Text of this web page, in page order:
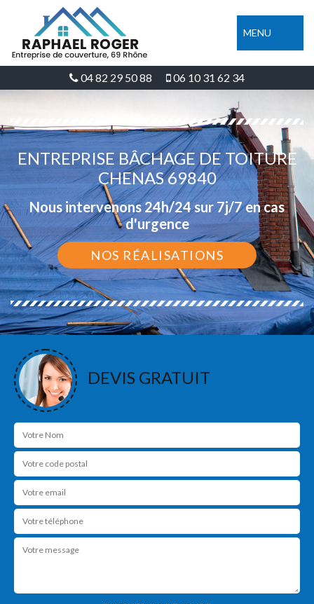
MENU
04 82 29 50 88 06 10 31 62 34
ENTREPRISE BÂCHAGE DE TOITURE
CHENAS 69840
Nous intervenons 24h/24 sur 7j/7 en cas
d'urgence
NOS RÉALISATIONS
DEVIS GRATUIT